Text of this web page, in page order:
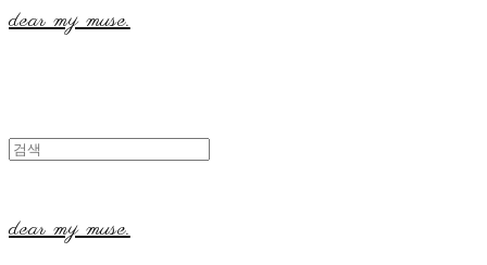
dear my muse.
dear my muse.